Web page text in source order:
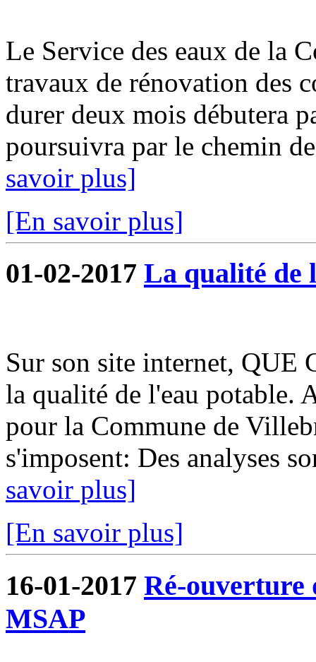
Le Service des eaux de la
travaux de rénovation des
durer deux mois débutera
poursuivra par le chemin
savoir plus]
[En savoir plus]
01-02-2017 La qualité de
Sur son site internet, QUE
la qualité de l'eau potable.
pour la Commune de
s'imposent: Des analyses
savoir plus]
[En savoir plus]
16-01-2017 Ré-ouverture
MSAP